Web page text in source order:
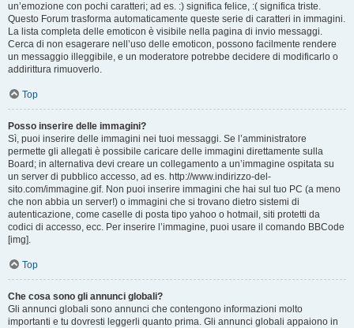
un’emozione con pochi caratteri; ad es. :) significa felice, :( significa triste.
Questo Forum trasforma automaticamente queste serie di caratteri in immagini.
La lista completa delle emoticon è visibile nella pagina di invio messaggi.
Cerca di non esagerare nell’uso delle emoticon, possono facilmente rendere
un messaggio illeggibile, e un moderatore potrebbe decidere di modificarlo o
addirittura rimuoverlo.
Top
Posso inserire delle immagini?
Sì, puoi inserire delle immagini nei tuoi messaggi. Se l’amministratore
permette gli allegati è possibile caricare delle immagini direttamente sulla
Board; in alternativa devi creare un collegamento a un’immagine ospitata su
un server di pubblico accesso, ad es. http://www.indirizzo-del-
sito.com/immagine.gif. Non puoi inserire immagini che hai sul tuo PC (a meno
che non abbia un server!) o immagini che si trovano dietro sistemi di
autenticazione, come caselle di posta tipo yahoo o hotmail, siti protetti da
codici di accesso, ecc. Per inserire l’immagine, puoi usare il comando BBCode
[img].
Top
Che cosa sono gli annunci globali?
Gli annunci globali sono annunci che contengono informazioni molto
importanti e tu dovresti leggerli quanto prima. Gli annunci globali appaiono in